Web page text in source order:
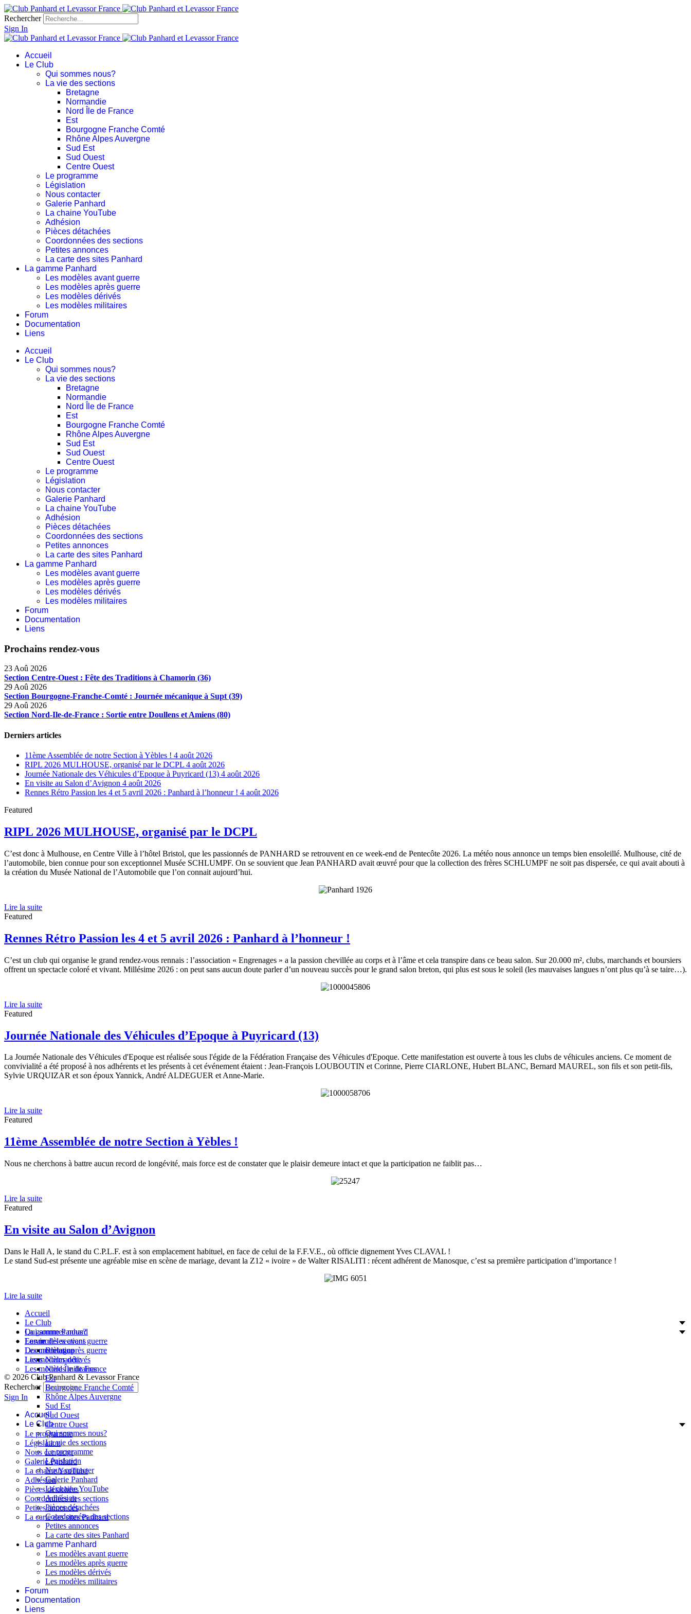
Rechercher
Sign In
Accueil
Le Club
Qui sommes nous?
La vie des sections
Bretagne
Normandie
Nord Île de France
Est
Bourgogne Franche Comté
Rhône Alpes Auvergne
Sud Est
Sud Ouest
Centre Ouest
Le programme
Législation
Nous contacter
Galerie Panhard
La chaine YouTube
Adhésion
Pièces détachées
Coordonnées des sections
Petites annonces
La carte des sites Panhard
La gamme Panhard
Les modèles avant guerre
Les modèles après guerre
Les modèles dérivés
Les modèles militaires
Forum
Documentation
Liens
Accueil
Le Club
Qui sommes nous?
La vie des sections
Bretagne
Normandie
Nord Île de France
Est
Bourgogne Franche Comté
Rhône Alpes Auvergne
Sud Est
Sud Ouest
Centre Ouest
Le programme
Législation
Nous contacter
Galerie Panhard
La chaine YouTube
Adhésion
Pièces détachées
Coordonnées des sections
Petites annonces
La carte des sites Panhard
La gamme Panhard
Les modèles avant guerre
Les modèles après guerre
Les modèles dérivés
Les modèles militaires
Forum
Documentation
Liens
Prochains rendez-vous
23 Aoû 2026
Section Centre-Ouest : Fête des Traditions à Chamorin (36)
29 Aoû 2026
Section Bourgogne-Franche-Comté : Journée mécanique à Supt (39)
29 Aoû 2026
Section Nord-Ile-de-France : Sortie entre Doullens et Amiens (80)
Derniers articles
11ème Assemblée de notre Section à Yèbles ! 4 août 2026
RIPL 2026 MULHOUSE, organisé par le DCPL 4 août 2026
Journée Nationale des Véhicules d’Epoque à Puyricard (13) 4 août 2026
En visite au Salon d’Avignon 4 août 2026
Rennes Rétro Passion les 4 et 5 avril 2026 : Panhard à l’honneur ! 4 août 2026
Featured
RIPL 2026 MULHOUSE, organisé par le DCPL
C’est donc à Mulhouse, en Centre Ville à l’hôtel Bristol, que les passionnés de PANHARD se retrouvent en ce week-end de Pentecôte 2026. La météo nous annonce un temps bien ensoleillé. Mulhouse, cité de
l’automobile, bien connue pour son exceptionnel Musée SCHLUMPF. On se souvient que Jean PANHARD avait œuvré pour que la collection des frères SCHLUMPF ne soit pas dispersée, ce qui avait abouti à
la création du Musée National de l’Automobile que l’on connait aujourd’hui.
Lire la suite
Featured
Rennes Rétro Passion les 4 et 5 avril 2026 : Panhard à l’honneur !
C’est un club qui organise le grand rendez-vous rennais : l’association « Engrenages » a la passion chevillée au corps et à l’âme et cela transpire dans ce beau salon. Sur 20.000 m², clubs, marchands et boursiers
offrent un spectacle coloré et vivant. Millésime 2026 : on peut sans aucun doute parler d’un nouveau succès pour le grand salon breton, qui plus est sous le soleil (les mauvaises langues n’ont plus qu’à se taire…).
Lire la suite
Featured
Journée Nationale des Véhicules d’Epoque à Puyricard (13)
La Journée Nationale des Véhicules d'Epoque est réalisée sous l'égide de la Fédération Française des Véhicules d'Epoque. Cette manifestation est ouverte à tous les clubs de véhicules anciens. Ce moment de
convivialité a été proposé à nos adhérents et les présents à cet événement étaient : Jean-François LOUBOUTIN et Corinne, Pierre CIARLONE, Hubert BLANC, Bernard MAUREL, son fils et son petit-fils,
Sylvie URQUIZAR et son époux Yannick, André ALDEGUER et Anne-Marie.
Lire la suite
Featured
11ème Assemblée de notre Section à Yèbles !
Nous ne cherchons à battre aucun record de longévité, mais force est de constater que le plaisir demeure intact et que la participation ne faiblit pas…
Lire la suite
Featured
En visite au Salon d’Avignon
Dans le Hall A, le stand du C.P.L.F. est à son emplacement habituel, en face de celui de la F.F.V.E., où officie dignement Yves CLAVAL !
Le stand Sud-est présente une agréable mise en scène de mariage, devant la Z12 « ivoire » de Walter RISALITI : récent adhérent de Manosque, c’est sa première participation d’importance !
Lire la suite
Accueil
Le Club
Qui sommes nous?
La vie des sections
Bretagne
Normandie
Nord Île de France
Est
Bourgogne Franche Comté
Rhône Alpes Auvergne
Sud Est
Sud Ouest
Centre Ouest
Le programme
Législation
Nous contacter
Galerie Panhard
La chaine YouTube
Adhésion
Pièces détachées
Coordonnées des sections
Petites annonces
La carte des sites Panhard
La gamme Panhard
Les modèles avant guerre
Les modèles après guerre
Les modèles dérivés
Les modèles militaires
Forum
Documentation
Liens
© 2026 Club Panhard & Levassor France
Rechercher
Sign In
Accueil
Le Club
Qui sommes nous?
La vie des sections
Le programme
Législation
Nous contacter
Galerie Panhard
La chaine YouTube
Adhésion
Pièces détachées
Coordonnées des sections
Petites annonces
La carte des sites Panhard
La gamme Panhard
Les modèles avant guerre
Les modèles après guerre
Les modèles dérivés
Les modèles militaires
Forum
Documentation
Liens